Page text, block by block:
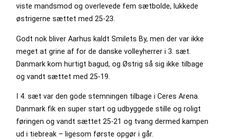
viste mandsmod og overlevede fem sætbolde, lukkede
østrigerne sættet med 25-23.
Godt nok bliver Aarhus kaldt Smilets By, men der var ikke
meget at grine af for de danske volleyherrer i 3. sæt.
Danmark kom hurtigt bagud, og Østrig så sig ikke tilbage
og vandt sættet med 25-19.
I 4. sæt var den gode stemningen tilbage i Ceres Arena.
Danmark fik en super start og udbyggede stille og roligt
føringen og vandt sættet 25-21 og tvang dermed kampen
ud i tiebreak – ligesom første opgør i går.